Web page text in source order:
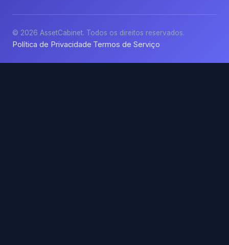
© 2026 AssetCabinet. Todos os direitos reservados.
Política de Privacidade·Termos de Serviço